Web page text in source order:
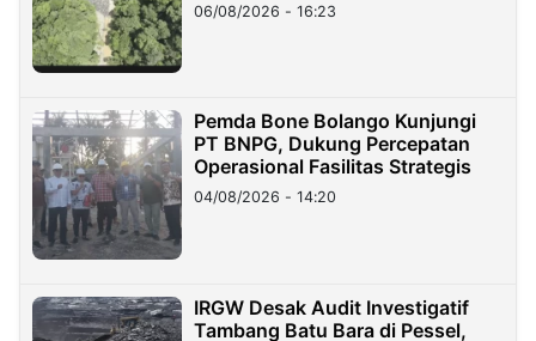
06/08/2026 - 16:23
Pemda Bone Bolango Kunjungi
PT BNPG, Dukung Percepatan
Operasional Fasilitas Strategis
04/08/2026 - 14:20
IRGW Desak Audit Investigatif
Tambang Batu Bara di Pessel,